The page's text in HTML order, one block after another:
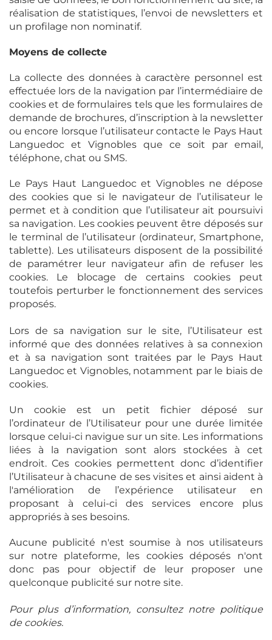
réalisation de statistiques, l’envoi de newsletters et
un profilage non nominatif.
Moyens de collecte
La collecte des données à caractère personnel est
effectuée lors de la navigation par l’intermédiaire de
cookies et de formulaires tels que les formulaires de
demande de brochures, d’inscription à la newsletter
ou encore lorsque l’utilisateur contacte le Pays Haut
Languedoc et Vignobles que ce soit par email,
téléphone, chat ou SMS.
Le Pays Haut Languedoc et Vignobles ne dépose
des cookies que si le navigateur de l’utilisateur le
permet et à condition que l’utilisateur ait poursuivi
sa navigation. Les cookies peuvent être déposés sur
le terminal de l’utilisateur (ordinateur, Smartphone,
tablette). Les utilisateurs disposent de la possibilité
de paramétrer leur navigateur afin de refuser les
cookies. Le blocage de certains cookies peut
toutefois perturber le fonctionnement des services
proposés.
Lors de sa navigation sur le site, l’Utilisateur est
informé que des données relatives à sa connexion
et à sa navigation sont traitées par le Pays Haut
Languedoc et Vignobles, notamment par le biais de
cookies.
Un cookie est un petit fichier déposé sur
l’ordinateur de l’Utilisateur pour une durée limitée
lorsque celui-ci navigue sur un site. Les informations
liées à la navigation sont alors stockées à cet
endroit. Ces cookies permettent donc d’identifier
l’Utilisateur à chacune de ses visites et ainsi aident à
l'amélioration de l’expérience utilisateur en
proposant à celui-ci des services encore plus
appropriés à ses besoins.
Aucune publicité n'est soumise à nos utilisateurs
sur notre plateforme, les cookies déposés n'ont
donc pas pour objectif de leur proposer une
quelconque publicité sur notre site.
Pour plus d’information, consultez notre politique
de cookies.